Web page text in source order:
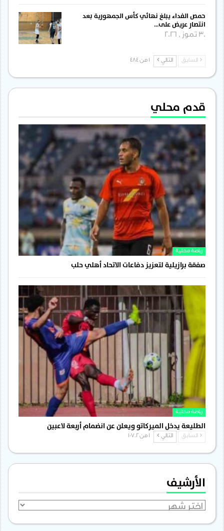
حمص الفداء يبلغ نهائي كأس الجمهورية بعد
انتصار عريض على…
30 تموز , 2026
السابق التالي
قدم محلي
رياضة محلية
صفقة برازيلية لتعزيز دفاعات الاتحاد أهلي حلب
رياضة محلية
الطليعة يدخل الميركاتو ويعلن عن انضمام أربعة لاعبين
السابق التالي
الأرشيف
الأرشيف